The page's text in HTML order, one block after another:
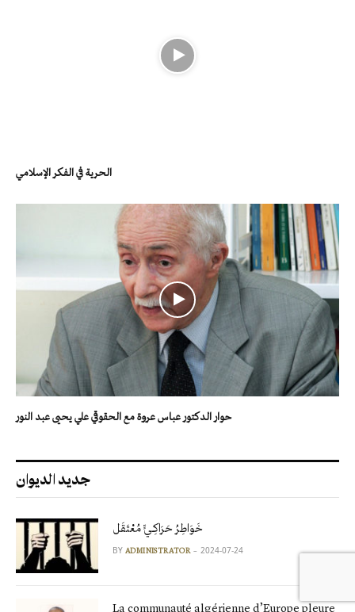
الحرية في الفكر الإسلامي
حوار الدكتور عباس عروة مع الحقوقي علي يحيى عبد النور
جديد الديوان
خَوَاطِرُ حَرَاكِـيٍّ مُعْتَقَل
BY ADMINISTRATOR 2024-07-24
La communauté algérienne d’Europe pleure